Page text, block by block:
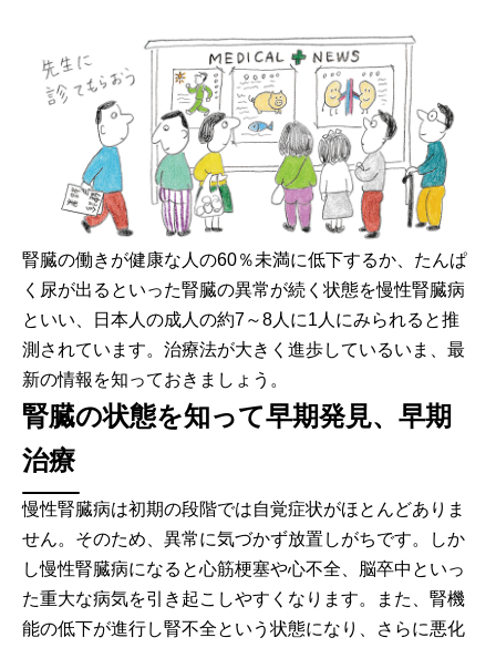
腎臓の働きが健康な人の60％未満に低下するか、たんぱ
く尿が出るといった腎臓の異常が続く状態を慢性腎臓病
といい、日本人の成人の約7～8人に1人にみられると推
測されています。治療法が大きく進歩しているいま、最
新の情報を知っておきましょう。
腎臓の状態を知って早期発見、早期
治療
慢性腎臓病は初期の段階では自覚症状がほとんどありま
せん。そのため、異常に気づかず放置しがちです。しか
し慢性腎臓病になると心筋梗塞や心不全、脳卒中といっ
た重大な病気を引き起こしやすくなります。また、腎機
能の低下が進行し腎不全という状態になり、さらに悪化